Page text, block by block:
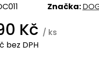
Značka:
Kč / ks
bez DPH